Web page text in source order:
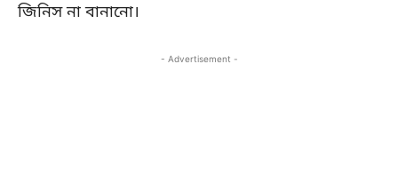
জিনিস না বানানো।
- Advertisement -